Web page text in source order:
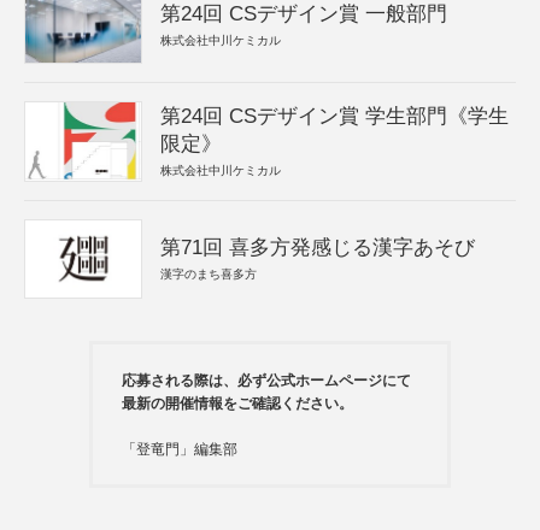
第24回 CSデザイン賞 一般部門
株式会社中川ケミカル
第24回 CSデザイン賞 学生部門《学生
限定》
株式会社中川ケミカル
第71回 喜多方発感じる漢字あそび
漢字のまち喜多方
応募される際は、必ず公式ホームページにて
最新の開催情報をご確認ください。
「登竜門」編集部